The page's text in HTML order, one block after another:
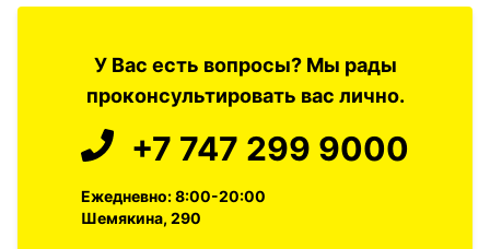
У Вас есть вопросы? Мы рады
проконсультировать вас лично.
+7 747 299 9000
Ежедневно: 8:00-20:00
Шемякина, 290